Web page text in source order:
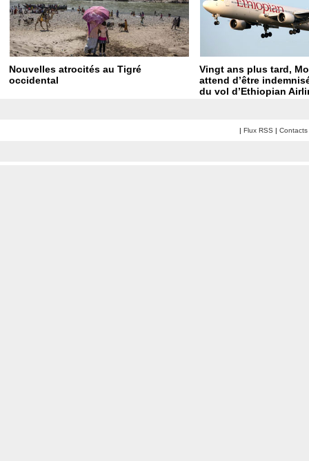
Nouvelles atrocités au Tigré
occidental
Vingt ans plus tard,
attend d’être
du vol d’Ethiopian
| Flux RSS | Contacts